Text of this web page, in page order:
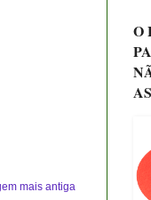
mais antiga
O